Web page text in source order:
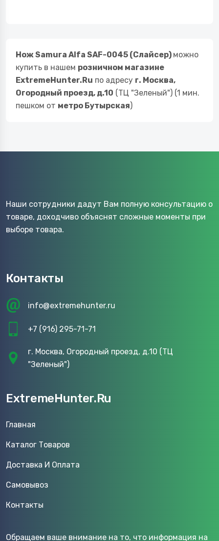
Нож Samura Alfa SAF-0045 (Слайсер) можно
купить в нашем розничном магазине
ExtremeHunter.Ru по адресу г. Москва,
Огородный проезд, д.10 (ТЦ "Зеленый") (1 мин.
пешком от метро Бутырская)
Наши сотрудники дадут Вам полную консультацию о
товаре, доходчиво объяснят сложные моменты при
выборе товара.
Контакты
info@extremehunter.ru
+7 (916) 295-71-71
г. Москва, Огородный проезд, д.10 (ТЦ
"Зеленый")
ExtremeHunter.Ru
Главная
Каталог Товаров
Доставка И Оплата
Самовывоз
Контакты
Обращаем ваше внимание на то, что информация на